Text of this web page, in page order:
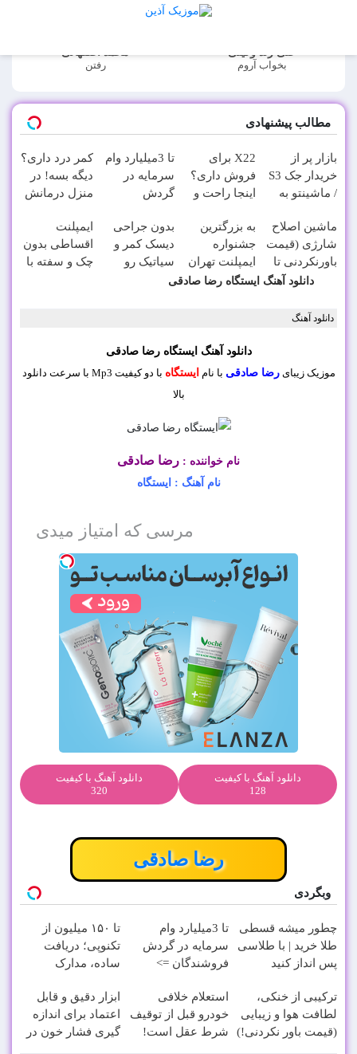
علی زند وکیلی
بخواب آروم
محمد اصفهانی
رفتن
مطالب پیشنهادی
بازار پر از
خریدار جک S3
/ ماشینتو به
X22 برای
فروش داری؟
اینجا راحت و
بفروشش
تا 3میلیارد وام
سرمایه در
گردش
فروشگاهت رو
ثبت کن
کمر درد داری؟
دیگه بسه! در
منزل درمانش
(◀پرسش‌نامه)
ماشین اصلاح
شارژی (قیمت
باورنکردنی تا
امشب)
به بزرگترین
جشنواره
ایمپلنت تهران
خوش اومدید! |
بدون جراحی
دیسک کمر و
سیاتیک رو
درمان کن
ایمپلنت
اقساطی بدون
چک و سفته با
دانلود آهنگ ایستگاه رضا صادقی
دانلود آهنگ
دانلود آهنگ ایستگاه رضا صادقی
موزیک زیبایرضا صادقی با نام ایستگاه
با دو کیفیت Mp3 با سرعت دانلود
بالا
نام خواننده : رضا صادقی
نام آهنگ : ایستگاه
مرسی که امتیاز میدی
دانلود آهنگ با کیفیت
128
دانلود آهنگ با کیفیت
320
رضا صادقی
وبگردی
چطور میشه قسطی
طلا خرید | با طلاسی
پس انداز کنید
تا 3میلیارد وام
سرمایه در گردش
فروشندگان =>
کن
تا ۱۵۰ میلیون از
تکنوپی؛ دریافت
ساده، مدارک
ترکیبی از خنکی،
لطافت هوا و زیبایی
(قیمت باور نکردنی!)
استعلام خلافی
خودرو قبل از توقیف
شرط عقل است!
ابزار دقیق و قابل
اعتماد برای اندازه
گیری فشار خون در